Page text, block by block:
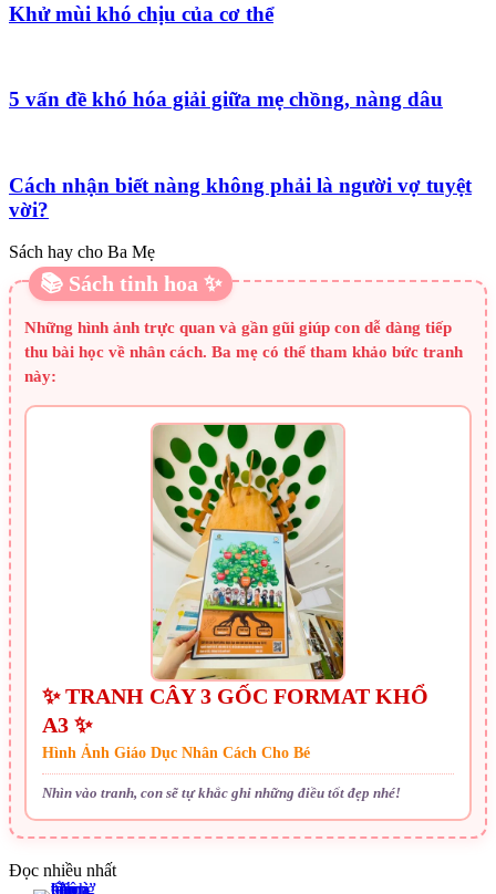
Khử mùi khó chịu của cơ thể
5 vấn đề khó hóa giải giữa mẹ chồng, nàng dâu
Cách nhận biết nàng không phải là người vợ tuyệt
vời?
Sách hay cho Ba Mẹ
📚 Sách tinh hoa ✨
Những hình ảnh trực quan và gần gũi giúp con dễ dàng tiếp
thu bài học về nhân cách. Ba mẹ có thể tham khảo bức tranh
này:
✨ TRANH CÂY 3 GỐC FORMAT KHỔ
A3 ✨
Hình Ảnh Giáo Dục Nhân Cách Cho Bé
Nhìn vào tranh, con sẽ tự khắc ghi những điều tốt đẹp nhé!
Đọc nhiều nhất